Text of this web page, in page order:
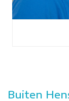
Buiten